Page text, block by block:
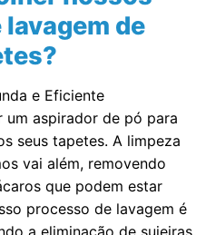
de
e Eficiente
um aspirador de pó para
seus tapetes. A limpeza
vai além, removendo
que podem estar
processo de lavagem é